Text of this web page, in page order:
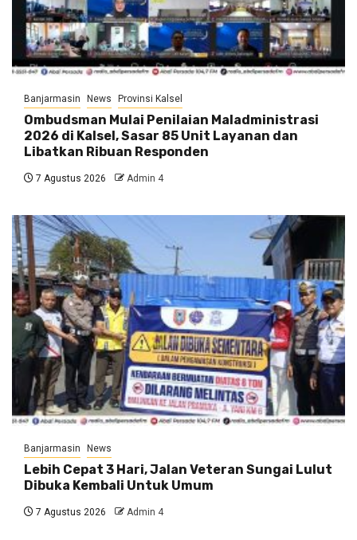
Banjarmasin News Provinsi Kalsel
Ombudsman Mulai Penilaian Maladministrasi
2026 di Kalsel, Sasar 85 Unit Layanan dan
Libatkan Ribuan Responden
7 Agustus 2026 Admin 4
Banjarmasin News
Lebih Cepat 3 Hari, Jalan Veteran Sungai Lulut
Dibuka Kembali Untuk Umum
7 Agustus 2026 Admin 4